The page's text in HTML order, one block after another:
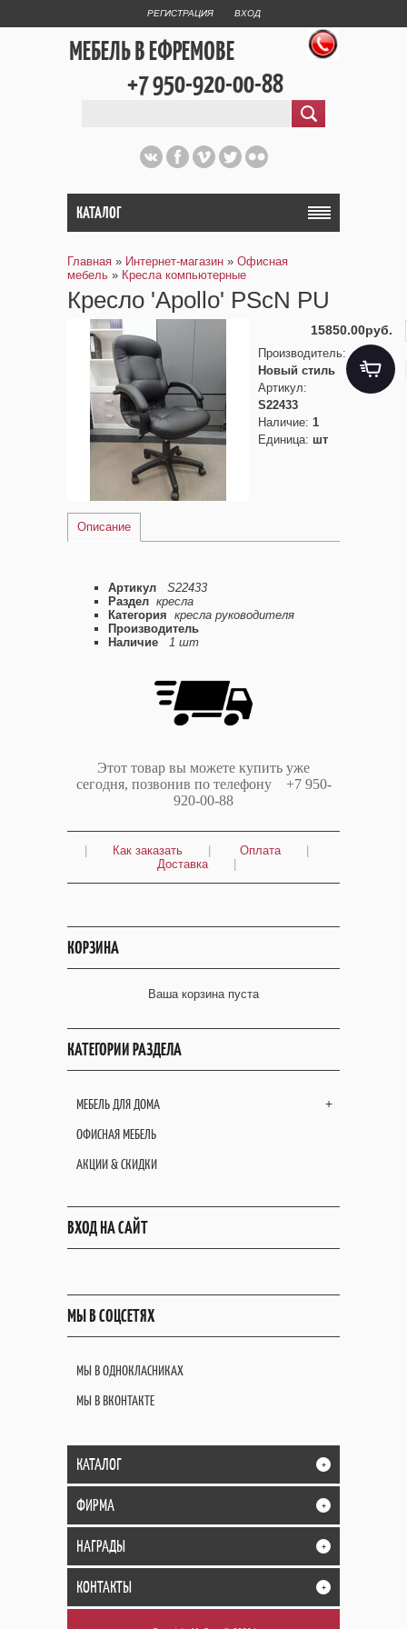
РЕГИСТРАЦИЯ ВХОД
МЕБЕЛЬ В ЕФРЕМОВЕ
+7 950-920-00-88
КАТАЛОГ
Главная » Интернет-магазин » Офисная
мебель » Кресла компьютерные
Кресло 'Apollo' PSсN PU
15850.00руб.
Производитель:
Новый стиль
Артикул:
S22433
Наличие: 1
Единица: шт
Описание
Артикул
S22433
Раздел кресла
Категория кресла руководителя
Производитель
Наличие
1 шт
Этот товар вы можете купить уже
сегодня, позвонив по телефону +7 950-
920-00-88
Как заказать Оплата
Доставка
КОРЗИНА
Ваша корзина пуста
КАТЕГОРИИ РАЗДЕЛА
+
МЕБЕЛЬ ДЛЯ ДОМА
ОФИСНАЯ МЕБЕЛЬ
АКЦИИ & СКИДКИ
ВХОД НА САЙТ
МЫ В СОЦСЕТЯХ
МЫ В ОДНОКЛАСНИКАХ
МЫ В ВКОНТАКТЕ
КАТАЛОГ +
ФИРМА +
НАГРАДЫ +
КОНТАКТЫ +